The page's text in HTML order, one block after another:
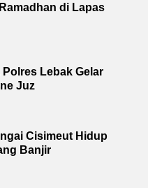
di Lapas
Lebak Gelar
Juz
Cisimeut Hidup
Banjir